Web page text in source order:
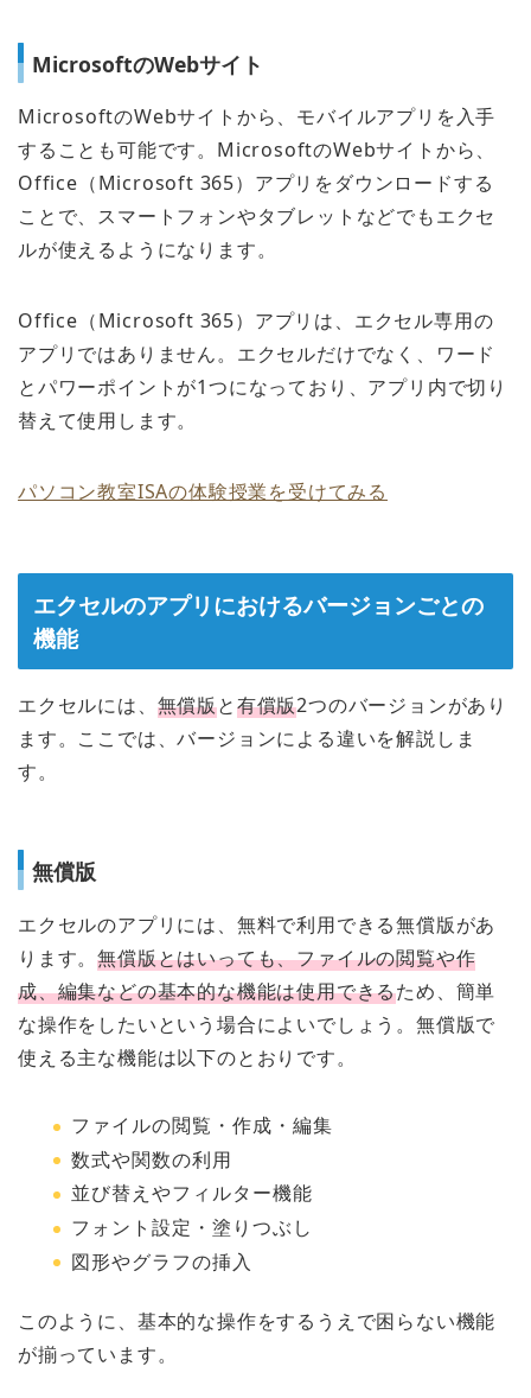
MicrosoftのWebサイト
MicrosoftのWebサイトから、モバイルアプリを入手
することも可能です。MicrosoftのWebサイトから、
Office（Microsoft 365）アプリをダウンロードする
ことで、スマートフォンやタブレットなどでもエクセ
ルが使えるようになります。
Office（Microsoft 365）アプリは、エクセル専用の
アプリではありません。エクセルだけでなく、ワード
とパワーポイントが1つになっており、アプリ内で切り
替えて使用します。
パソコン教室ISAの体験授業を受けてみる
エクセルのアプリにおけるバージョンごとの
機能
エクセルには、 無償版と有償版2つのバージョンがあり
ます。ここでは、バージョンによる違いを解説しま
す。
無償版
エクセルのアプリには、無料で利用できる無償版があ
ります。無償版とはいっても、ファイルの閲覧や作
成、編集などの基本的な機能は使用できるため、簡単
な操作をしたいという場合によいでしょう。無償版で
使える主な機能は以下のとおりです。
ファイルの閲覧・作成・編集
数式や関数の利用
並び替えやフィルター機能
フォント設定・塗りつぶし
図形やグラフの挿入
このように、基本的な操作をするうえで困らない機能
が揃っています。